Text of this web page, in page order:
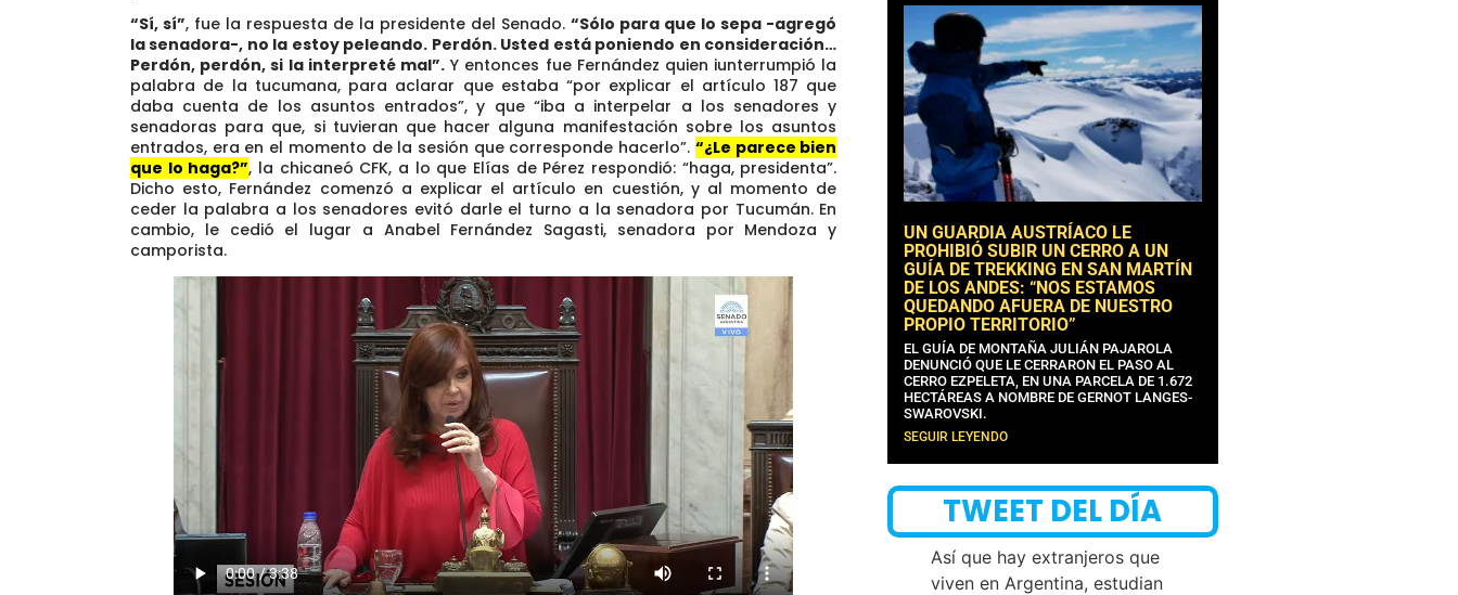
“Sí, sí”, fue la respuesta de la presidente del Senado.“Sólo para que lo sepa -agregó
la senadora-, no la estoy peleando. Perdón. Usted está poniendo en consideración…
Perdón, perdón, si la interpreté mal”.Y entonces fue Fernández quien iunterrumpió la
palabra de la tucumana, para aclarar que estaba “por explicar el artículo 187 que
daba cuenta de los asuntos entrados”, y que “iba a interpelar a los senadores y
senadoras para que, si tuvieran que hacer alguna manifestación sobre los asuntos
entrados, era en el momento de la sesión que corresponde hacerlo”. “¿Le parece bien
que lo haga?”, la chicaneó CFK, a lo que Elías de Pérez respondió: “haga, presidenta”.
Dicho esto, Fernández comenzó a explicar el artículo en cuestión, y al momento de
ceder la palabra a los senadores evitó darle el turno a la senadora por Tucumán. En
cambio, le cedió el lugar a Anabel Fernández Sagasti, senadora por Mendoza y
camporista.
UN GUARDIA AUSTRÍACO LE
PROHIBIÓ SUBIR UN CERRO A UN
GUÍA DE TREKKING EN SAN MARTÍN
DE LOS ANDES: “NOS ESTAMOS
QUEDANDO AFUERA DE NUESTRO
PROPIO TERRITORIO”
EL GUÍA DE MONTAÑA JULIÁN PAJAROLA
DENUNCIÓ QUE LE CERRARON EL PASO AL
CERRO EZPELETA, EN UNA PARCELA DE 1.672
HECTÁREAS A NOMBRE DE GERNOT LANGES-
SWAROVSKI.
SEGUIR LEYENDO
TWEET DEL DÍA
Así que hay extranjeros que
viven en Argentina, estudian